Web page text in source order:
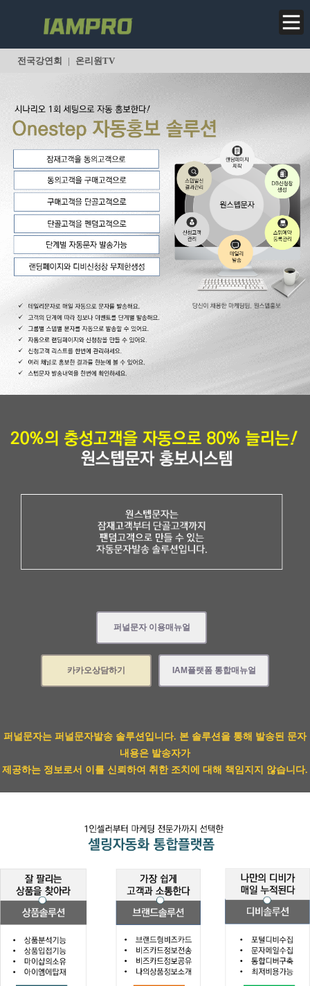
전국강연회 | 온리원TV
퍼널문자 이용매뉴얼
카카오상담하기 IAM플랫폼 통합매뉴얼
퍼널문자는 퍼널문자발송 솔루션입니다. 본 솔루션을 통해 발송된 문자
내용은 발송자가
제공하는 정보로서 이를 신뢰하여 취한 조치에 대해 책임지지 않습니다.